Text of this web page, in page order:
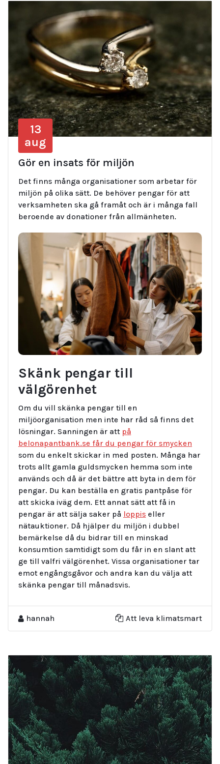
13
aug
Gör en insats för miljön
Det finns många organisationer som arbetar för
miljön på olika sätt. De behöver pengar för att
verksamheten ska gå framåt och är i många fall
beroende av donationer från allmänheten.
Skänk pengar till
välgörenhet
Om du vill skänka pengar till en
miljöorganisation men inte har råd så finns det
lösningar. Sanningen är att på
belonapantbank.se får du pengar för smycken
som du enkelt skickar in med posten. Många har
trots allt gamla guldsmycken hemma som inte
används och då är det bättre att byta in dem för
pengar. Du kan beställa en gratis pantpåse för
att skicka iväg dem. Ett annat sätt att få in
pengar är att sälja saker på loppis eller
nätauktioner. Då hjälper du miljön i dubbel
bemärkelse då du bidrar till en minskad
konsumtion samtidigt som du får in en slant att
ge till valfri välgörenhet. Vissa organisationer tar
emot engångsgåvor och andra kan du välja att
skänka pengar till månadsvis.
hannah Att leva klimatsmart